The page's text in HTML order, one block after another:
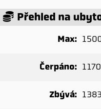
Přehled na
Max:
Čerpáno:
Zbývá: